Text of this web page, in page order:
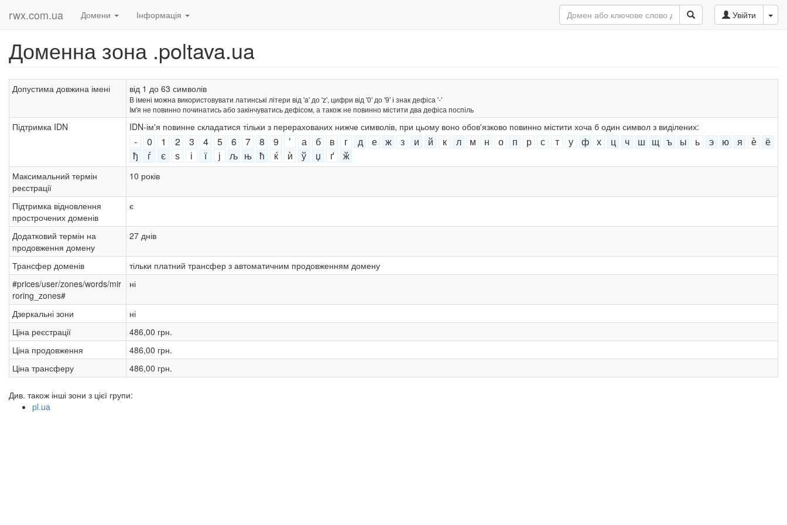
rwx.com.ua Увійти
Домени Інформація
Доменна зона .poltava.ua
Допустима довжина імені від 1 до 63 символів
В імені можна використовувати латинські літери від 'a' до 'z', цифри від '0' до '9' і знак дефіса '-'
Ім'я не повинно починатись або закінчуватись дефісом, а також не повинно містити два дефіса поспіль
Підтримка IDN IDN-ім'я повинне складатися тільки з перерахованих нижче символів, при цьому воно обов'язково повинно містити хоча б один символ з виділених:
- 0 1 2 3 4 5 6 7 8 9 ʼ а б в г д е ж з и й к л м н о п р с т у ф х ц ч ш щ ъ ы ь э ю я ѐ
ё
ђ
ѓ є ѕ і ї ј љ њ ћ ќ ѝ ў џ ґ ӂ
Максимальний термін
реєстрації
10 років
Підтримка відновлення
прострочених доменів
є
Додатковий термін на
продовження домену
27 днів
Трансфер доменів
тільки платний трансфер з автоматичним продовженням домену
#prices/user/zones/words/mir
roring_zones#
ні
Дзеркальні зони
ні
Ціна реєстрації
486,00 грн.
Ціна продовження
486,00 грн.
Ціна трансферу
486,00 грн.
Див. також інші зони з цієї групи:
pl.ua